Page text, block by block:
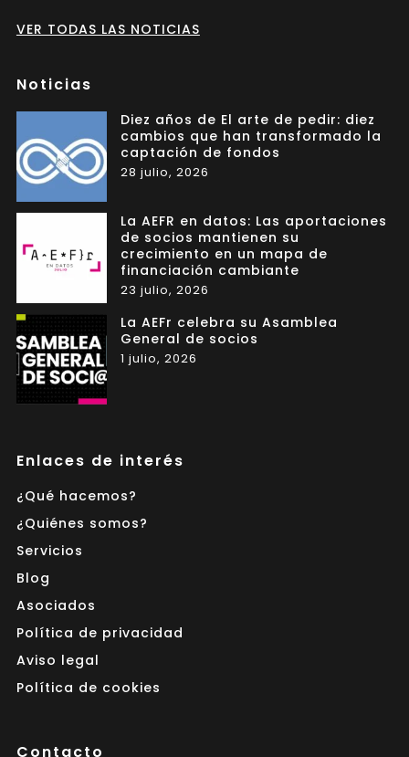
VER TODAS LAS NOTICIAS
Noticias
Diez años de El arte de pedir: diez
cambios que han transformado la
captación de fondos
28 julio, 2026
La AEFR en datos: Las aportaciones
de socios mantienen su
crecimiento en un mapa de
financiación cambiante
23 julio, 2026
La AEFr celebra su Asamblea
General de socios
1 julio, 2026
Enlaces de interés
¿Qué hacemos?
¿Quiénes somos?
Servicios
Blog
Asociados
Política de privacidad
Aviso legal
Política de cookies
Contacto